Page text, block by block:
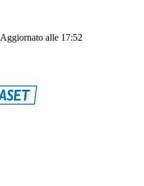
Aggiornato alle 17:52